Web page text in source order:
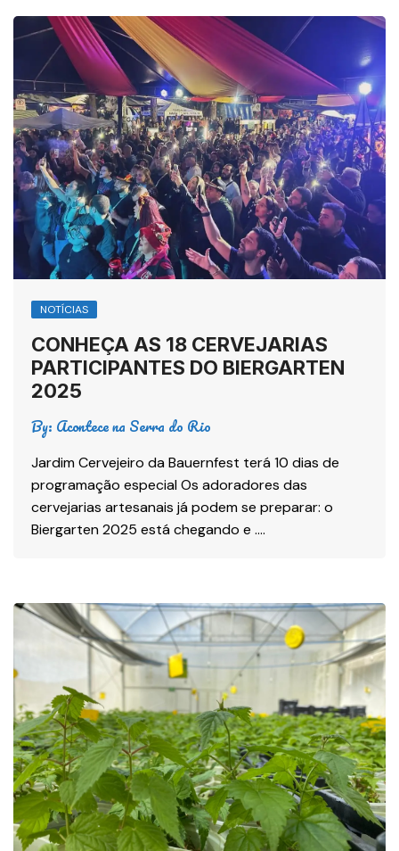
NOTÍCIAS
CONHEÇA AS 18 CERVEJARIAS
PARTICIPANTES DO BIERGARTEN
2025
By: Acontece na Serra do Rio
Jardim Cervejeiro da Bauernfest terá 10 dias de
programação especial Os adoradores das
cervejarias artesanais já podem se preparar: o
Biergarten 2025 está chegando e ….